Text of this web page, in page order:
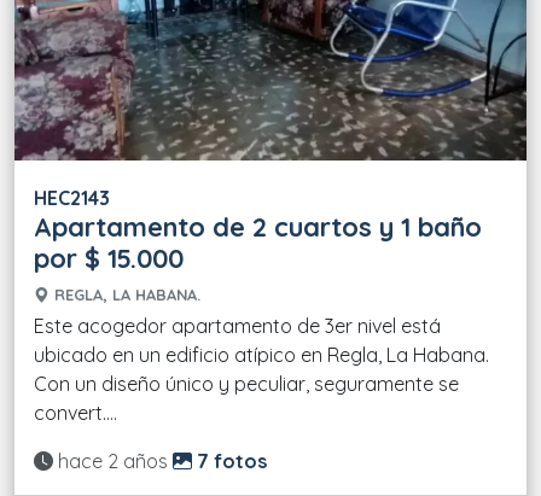
HEC2143
Apartamento de 2 cuartos y 1 baño
por $ 15.000
REGLA, LA HABANA.
Este acogedor apartamento de 3er nivel está
ubicado en un edificio atípico en Regla, La Habana.
Con un diseño único y peculiar, seguramente se
convert....
Actualizado:
hace 2 años 7 fotos